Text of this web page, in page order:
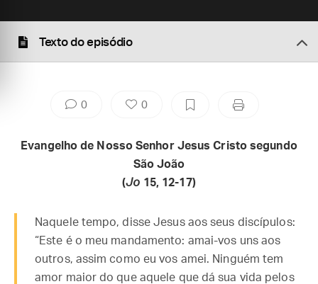
Texto do episódio
0 0
Evangelho de Nosso Senhor Jesus Cristo segundo
São João
(Jo 15, 12-17)
Naquele tempo, disse Jesus aos seus discípulos:
“Este é o meu mandamento: amai-vos uns aos
outros, assim como eu vos amei. Ninguém tem
amor maior do que aquele que dá sua vida pelos